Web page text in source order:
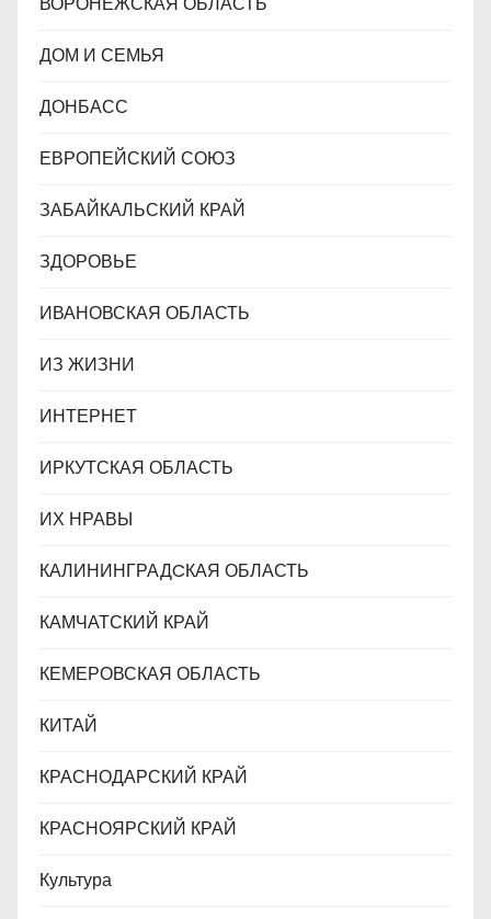
ДОМ И СЕМЬЯ
ДОНБАСС
ЕВРОПЕЙСКИЙ СОЮЗ
ЗАБАЙКАЛЬСКИЙ КРАЙ
ЗДОРОВЬЕ
ИВАНОВСКАЯ ОБЛАСТЬ
ИЗ ЖИЗНИ
ИНТЕРНЕТ
ИРКУТСКАЯ ОБЛАСТЬ
ИХ НРАВЫ
КАЛИНИНГРАДCКАЯ ОБЛАСТЬ
КАМЧАТСКИЙ КРАЙ
КЕМЕРОВСКАЯ ОБЛАСТЬ
КИТАЙ
КРАСНОДАРСКИЙ КРАЙ
КРАСНОЯРСКИЙ КРАЙ
Культура